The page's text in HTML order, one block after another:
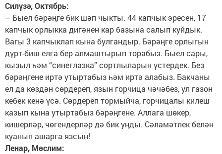
Силүзә, Октябрь:
– Быел бәрәңге бик шәп чыкты. 44 капчык эресен, 17
капчык орлыкка дигәнен кар базына салып куйдык.
Вагы 3 капчыклап кына булгандыр. Бәрәңге орлыгын
дүрт-биш елга бер алмаштырып торабыз. Быел сары,
кызыл һәм “синеглазка” сортлыларын үстердек. Без
бәрәңгене иртә утыртабыз һәм иртә алабыз. Бакчаны
ел да көздән сөрдереп, язын горчица чәчәбез, ул газон
кебек кенә үсә. Сөрдереп тормыйча, горчицалы килеш
казып кына утыртабыз бәрәңгене. Аллага шөкер,
кишерләр, чөгендерләр дә бик уңды. Сәламәтлек белән
куанып ашарга язсын!
Ленар, Мөслим: